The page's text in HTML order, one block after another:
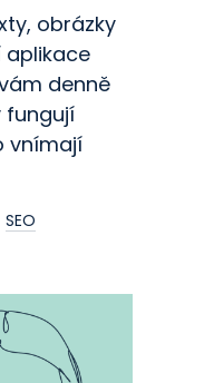
obrázky
aplikace
denně
fungují
vnímají
SEO